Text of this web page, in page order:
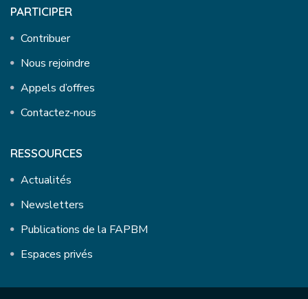
PARTICIPER
Contribuer
Nous rejoindre
Appels d’offres
Contactez-nous
RESSOURCES
Actualités
Newsletters
Publications de la FAPBM
Espaces privés